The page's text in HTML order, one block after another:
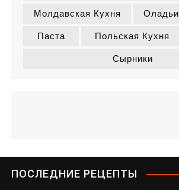
Молдавская Кухня Оладьи
Паста Польская Кухня
Сырники
ПОСЛЕДНИЕ РЕЦЕПТЫ